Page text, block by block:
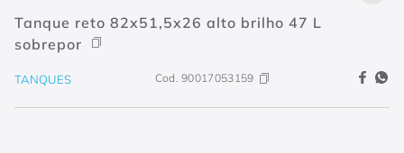
Tanque reto 82x51,5x26 alto brilho 47 L
sobrepor
TANQUES Cod.90017053159
3 misturador